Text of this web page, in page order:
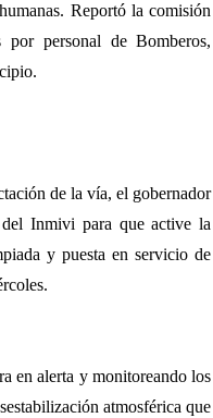
Reportó la comisión
personal de Bomberos,
de la vía, el gobernador
Inmivi para que active la
y puesta en servicio de
en alerta y monitoreando los
atmosférica que